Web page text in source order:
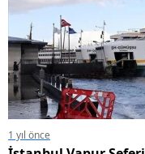
1 yıl önce